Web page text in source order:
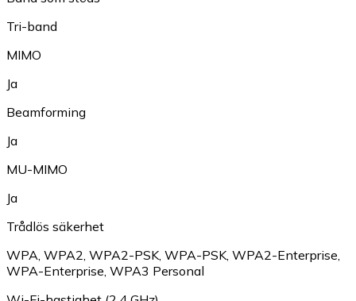
Tri-band
MIMO
Ja
Beamforming
Ja
MU-MIMO
Ja
Trådlös säkerhet
WPA, WPA2, WPA2-PSK, WPA-PSK, WPA2-Enterprise,
WPA-Enterprise, WPA3 Personal